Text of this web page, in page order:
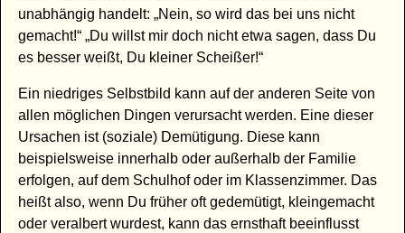
unabhängig handelt: „Nein, so wird das bei uns nicht
gemacht!“ „Du willst mir doch nicht etwa sagen, dass Du
es besser weißt, Du kleiner Scheißer!“
Ein niedriges Selbstbild kann auf der anderen Seite von
allen möglichen Dingen verursacht werden. Eine dieser
Ursachen ist (soziale) Demütigung. Diese kann
beispielsweise innerhalb oder außerhalb der Familie
erfolgen, auf dem Schulhof oder im Klassenzimmer. Das
heißt also, wenn Du früher oft gedemütigt, kleingemacht
oder veralbert wurdest, kann das ernsthaft beeinflusst